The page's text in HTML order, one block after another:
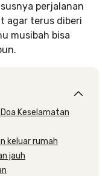
perjalanan
agar terus diberi
musibah bisa
Keselamatan
keluar rumah
jauh